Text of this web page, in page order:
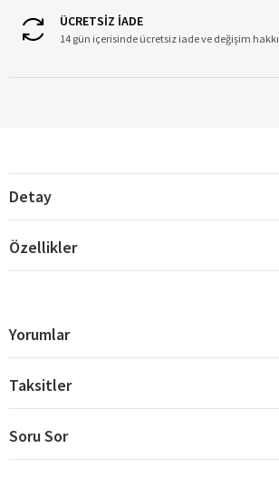
ÜCRETSİZ İADE
14 gün içerisinde ücretsiz iade ve değişim hakkı
Detay
Özellikler
Yorumlar
Taksitler
Soru Sor